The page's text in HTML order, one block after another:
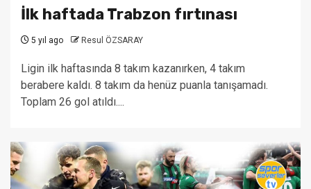
İlk haftada Trabzon fırtınası
5 yıl ago Resul ÖZSARAY
Ligin ilk haftasında 8 takım kazanırken, 4 takım
berabere kaldı. 8 takım da henüz puanla tanışamadı.
Toplam 26 gol atıldı....